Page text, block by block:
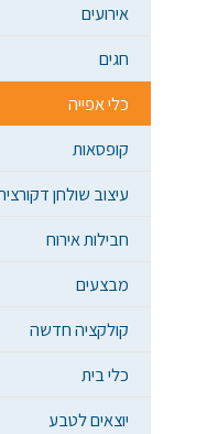
אירועים
חגים
כלי אפייה
קופסאות
עיצוב שולחן
חבילות אירוח
מבצעים
קולקציה חדשה
כלי בית
יוצאים לטבע